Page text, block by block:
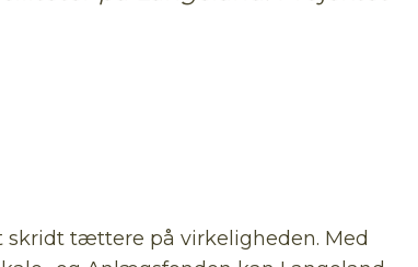
skridt tættere på virkeligheden. Med